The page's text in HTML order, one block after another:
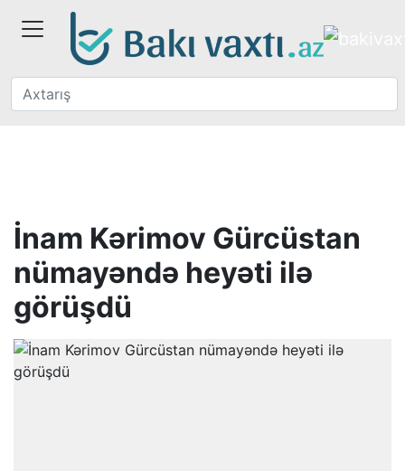
İnam Kərimov Gürcüstan
nümayəndə heyəti ilə
görüşdü